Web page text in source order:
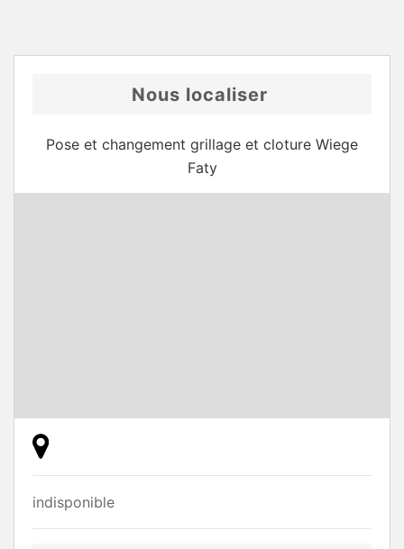
Nous localiser
Pose et changement grillage et cloture Wiege
Faty
indisponible